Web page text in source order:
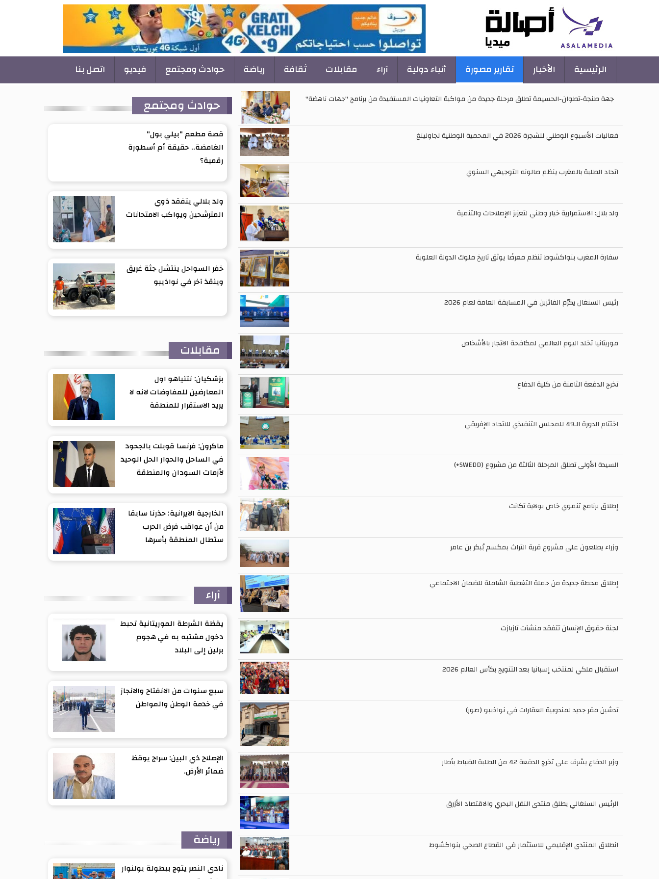
Main
navigation
الرئيسية الأخبار تقارير مصورة أنباء دولية آراء مقابلات ثقافة رياضة حوادث ومجتمع فيديو اتصل بنا
جهة طنجة-تطوان-الحسيمة تطلق مرحلة جديدة من مواكبة التعاونيات المستفيدة من برنامج "جهات ناهضة"
فعاليات الأسبوع الوطني للشجرة 2026 في المحمية الوطنية لجاولينغ
اتحاد الطلبة بالمغرب ينظم صالونه التوجيهي السنوي
ولد بلال: الاستمرارية خيار وطني لتعزيز الإصلاحات والتنمية
سفارة المغرب بنواكشوط تنظم معرضًا يوثق تاريخ ملوك الدولة العلوية
رئيس السنغال يكرّم الفائزين في المسابقة العامة لعام 2026
موريتانيا تخلد اليوم العالمي لمكافحة الاتجار بالأشخاص
تخرج الدفعة الثامنة من كلية الدفاع
اختتام الدورة الـ49 للمجلس التنفيذي للاتحاد الإفريقي
السيدة الأولى تطلق المرحلة الثالثة من مشروع (SWEDD+)
إطلاق برنامج تنموي خاص بولاية تكانت
وزراء يطلعون على مشروع قرية التراث بمكسم بُبكر بن عامر
إطلاق محطة جديدة من حملة التغطية الشاملة للضمان الاجتماعي
لجنة حقوق الإنسان تتفقد منشآت تازيازت
استقبال ملكي لمنتخب إسبانيا بعد التتويج بكأس العالم 2026
تدشين مقر جديد لمندوبية العقارات في نواذيبو (صور)
وزير الدفاع يشرف على تخرج الدفعة 42 من الطلبة الضباط بأطار
الرئيس السنغالي يطلق منتدى النقل البحري والاقتصاد الأزرق
انطلاق المنتدى الإقليمي للاستثمار في القطاع الصحي بنواكشوط
حوادث ومجتمع
قصة مطعم "بيلي بول"
الغامضة.. حقيقة أم أسطورة
رقمية؟
ولد بلالي يتفقد ذوي
المترشحين ويواكب الامتحانات
خفر السواحل ينتشل جثة غريق
وينقذ آخر في نواذيبو
مقابلات
بزشكيان: نتنياهو اول
المعارضين للمفاوضات لانه لا
يريد الاستقرار للمنطقة
ماكرون: فرنسا قوبلت بالجحود
في الساحل والحوار الحل الوحيد
لأزمات السودان والمنطقة
الخارجية الايرانية: حذرنا سابقا
من أن عواقب فرض الحرب
ستطال المنطقة بأسرها
آراء
يقظة الشرطة الموريتانية تحبط
دخول مشتبه به في هجوم
برلين إلى البلاد
سبع سنوات من الانفتاح والانجاز
في خدمة الوطن والمواطن
الإصلاح ذي البين: سراج يوقظ
ضمائر الأرض.
رياضة
نادي النصر يتوج ببطولة بولنوار